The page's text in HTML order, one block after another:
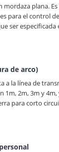
plana.
para el control
ser especificada
de arco)
a la línea de
1m, 2m, 3m y
para corto